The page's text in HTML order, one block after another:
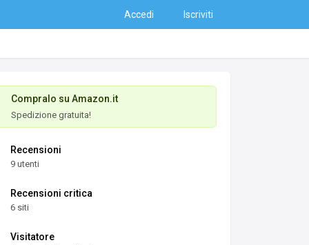
Accedi Iscriviti
Compralo su Amazon.it
Spedizione gratuita!
Recensioni
9 utenti
Recensioni critica
6 siti
Visitatore